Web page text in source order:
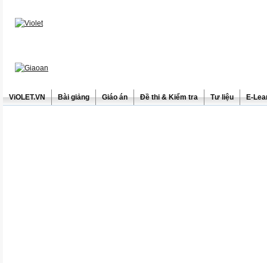
ViOLET.VN Bài giảng Giáo án Đề thi & Kiểm tra Tư liệu E-